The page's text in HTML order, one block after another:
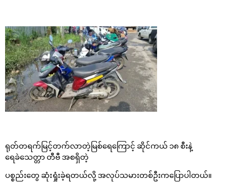
ရုတ်တရက်မြင့်တက်လာတဲ့မြစ်ရေကြောင့် ဆိုင်ကယ် ၁၈ စီးနဲ့
ရေခဲသေတ္တာ တီဗီ အစရှိတဲ့
ပစ္စည်းတွေ ဆုံးရှုံးခဲ့ရတယ်လို့ အလုပ်သမားတစ်ဦးကပြောပါတယ်။